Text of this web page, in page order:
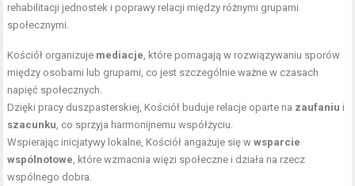
rehabilitacji jednostek i poprawy relacji między różnymi grupami
społecznymi.
Kościół organizuje mediacje , które pomagają w rozwiązywaniu sporów
między osobami lub grupami, co jest szczególnie ważne w czasach
napięć społecznych.
Dzięki pracy duszpasterskiej, Kościół buduje relacje oparte na zaufaniu i
szacunku , co sprzyja harmonijnemu współżyciu.
Wspierając inicjatywy lokalne, Kościół angażuje się wwsparcie
wspólnotowe , które wzmacnia więzi społeczne i działa na rzecz
wspólnego dobra.